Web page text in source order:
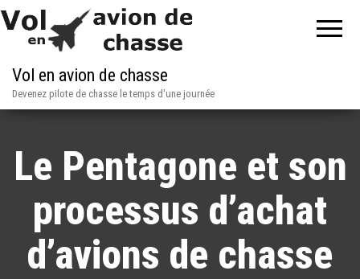
Vol en avion de chasse
Devenez pilote de chasse le temps d'une journée
Le Pentagone et son
processus d’achat
d’avions de chasse